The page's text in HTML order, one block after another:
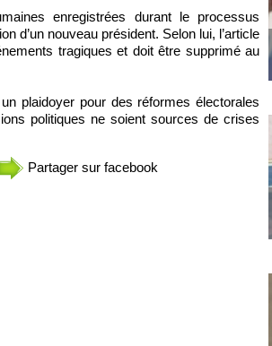
enregistrées durant le processus
d’un nouveau président. Selon lui, l’article
tragiques et doit être supprimé au
plaidoyer pour des réformes électorales
politiques ne soient sources de crises
Partager sur facebook